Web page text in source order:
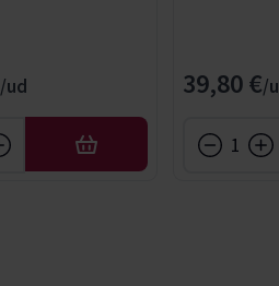
AFEGIR
39,80 €